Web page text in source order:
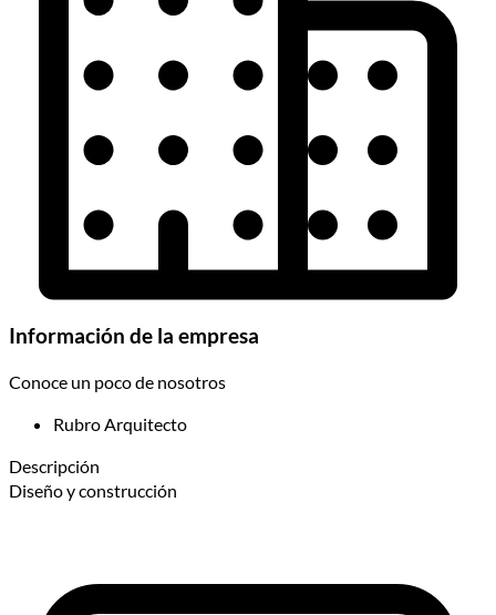
Información de la empresa
Conoce un poco de nosotros
RubroArquitecto
Descripción
Diseño y construcción